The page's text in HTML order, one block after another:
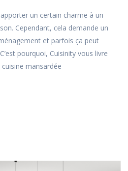
un certain charme à un
Cependant, cela demande un
et parfois ça peut
pourquoi, Cuisinity vous livre
mansardée